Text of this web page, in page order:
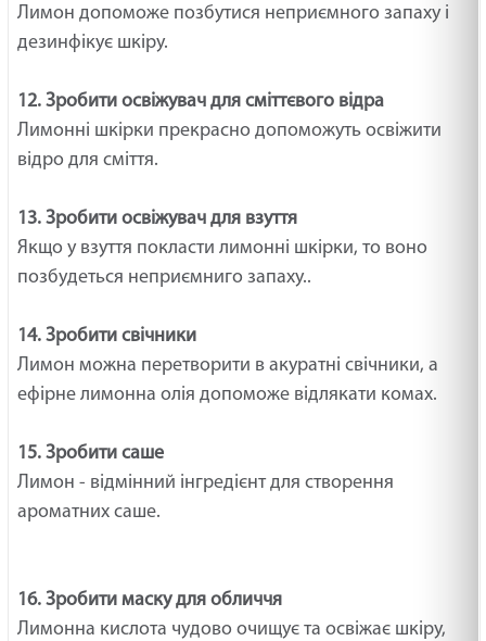
Лимон допоможе позбутися неприємного запаху і
дезинфікує шкіру.
12. Зробити освіжувач для сміттєвого відра
Лимонні шкірки прекрасно допоможуть освіжити
відро для сміття.
13. Зробити освіжувач для взуття
Якщо у взуття покласти лимонні шкірки, то воно
позбудеться неприємниго запаху..
14. Зробити свічники
Лимон можна перетворити в акуратні свічники, а
ефірне лимонна олія допоможе відлякати комах.
15. Зробити саше
Лимон - відмінний інгредієнт для створення
ароматних саше.
16. Зробити маску для обличчя
Лимонна кислота чудово очищує та освіжає шкіру,